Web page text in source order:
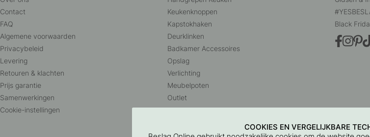
Contact
FAQ
Algemene voorwaarden
Privacybeleid
Levering
Retouren & klachten
Prijs garantie
Samenwerkingen
Cookie-instellingen
Keukenknoppen
Kapstokhaken
Deurklinken
Badkamer Accessoires
Opslag
Verlichting
Meubelpoten
Outlet
Black
COOKIES EN VERGELIJKBARE